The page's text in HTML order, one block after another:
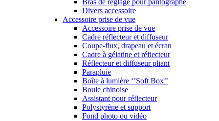
Bras de réglage pour pantographe
Divers accessoire
Accessoire prise de vue
Accessoire prise de vue
Cadre réflecteur et diffuseur
Coupe-flux, drapeau et écran
Cadre à gélatine et réflecteur
Réflecteur et diffuseur pliant
Parapluie
Boîte à lumière ‘’Soft Box’’
Boule chinoise
Assistant pour réflecteur
Polystyrène et support
Fond photo ou vidéo